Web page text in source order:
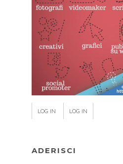
LOG IN LOG IN
ADERISCI